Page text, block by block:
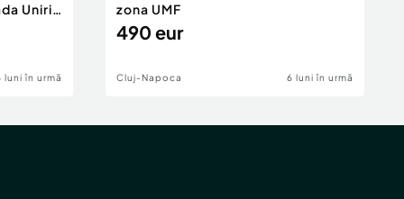
Unirii
luni în urmă
zona UMF
490 eur
Cluj-Napoca 6 luni în urmă